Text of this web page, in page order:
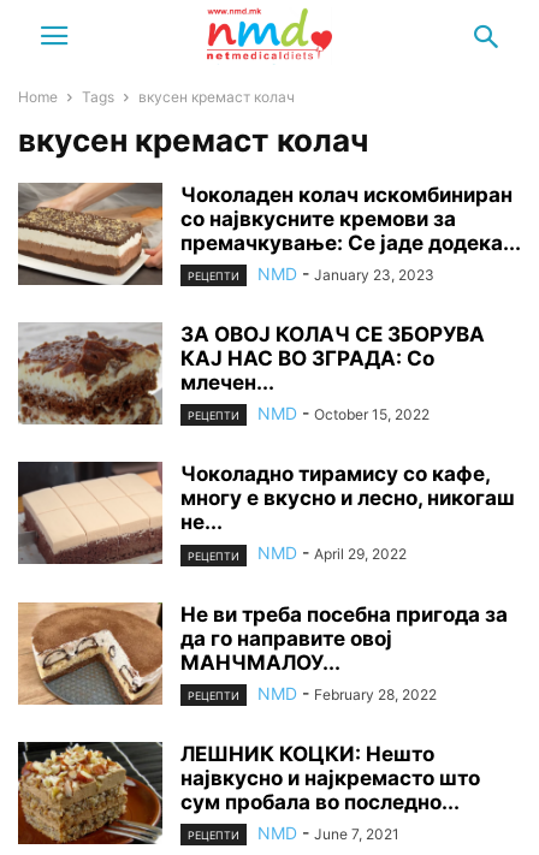
Home Tags вкусен кремаст колач
вкусен кремаст колач
Чоколаден колач искомбиниран
со највкусните кремови за
премачкување: Се јаде додека...
РЕЦЕПТИ NMD - January 23, 2023
ЗА ОВОЈ КОЛАЧ СЕ ЗБОРУВА
КАЈ НАС ВО ЗГРАДА: Со
млечен...
РЕЦЕПТИ NMD - October 15, 2022
Чоколадно тирамису со кафе,
многу е вкусно и лесно, никогаш
не...
РЕЦЕПТИ NMD - April 29, 2022
Не ви треба посебна пригода за
да го направите овој
МАНЧМАЛОУ...
РЕЦЕПТИ NMD - February 28, 2022
ЛЕШНИК КОЦКИ: Нешто
највкусно и најкремасто што
сум пробала во последно...
РЕЦЕПТИ NMD - June 7, 2021